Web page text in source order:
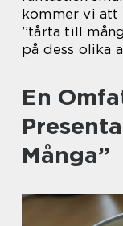
kommer vi att
”tårta till
på dess olika
En
Många”